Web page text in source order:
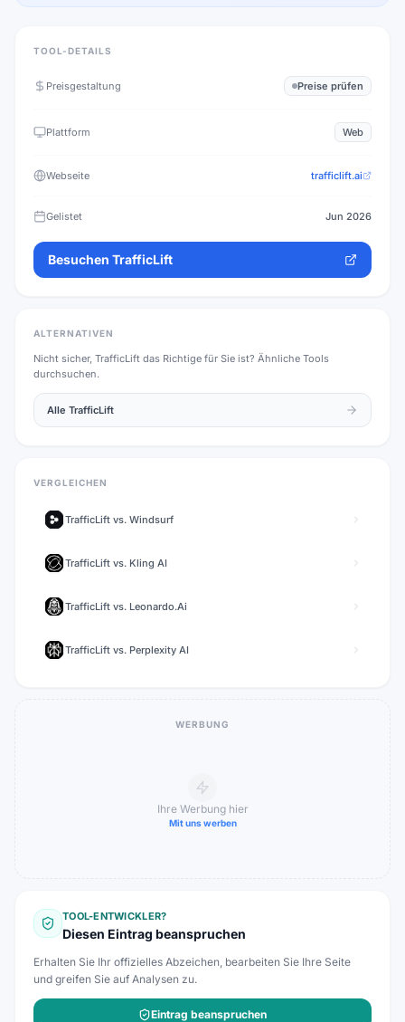
TOOL-DETAILS
Preisgestaltung Preise prüfen
Plattform Web
Webseite trafficlift.ai
Gelistet Jun 2026
Besuchen TrafficLift
ALTERNATIVEN
Nicht sicher, TrafficLift das Richtige für Sie ist? Ähnliche Tools
durchsuchen.
Alle TrafficLift
VERGLEICHEN
TrafficLift vs. Windsurf
TrafficLift vs. Kling AI
TrafficLift vs. Leonardo.Ai
TrafficLift vs. Perplexity AI
WERBUNG
Ihre Werbung hier
Mit uns werben
TOOL-ENTWICKLER?
Diesen Eintrag beanspruchen
Erhalten Sie Ihr offizielles Abzeichen, bearbeiten Sie Ihre Seite
und greifen Sie auf Analysen zu.
Eintrag beanspruchen